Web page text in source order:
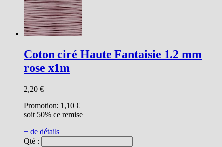
Coton ciré Haute Fantaisie 1.2 mm
rose x1m
2,20 €
Promotion: 1,10 €
soit 50% de remise
+ de détails
Qté :